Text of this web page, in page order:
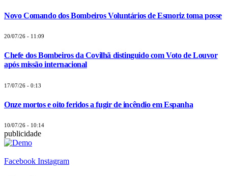
Novo Comando dos Bombeiros Voluntários de Esmoriz toma posse
20/07/26 - 11:09
Chefe dos Bombeiros da Covilhã distinguido com Voto de Louvor
após missão internacional
17/07/26 - 0:13
Onze mortos e oito feridos a fugir de incêndio em Espanha
10/07/26 - 10:14
publicidade
Facebook Instagram